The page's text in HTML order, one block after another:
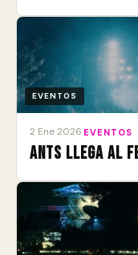
EVENTOS
2 Ene 2026 EVENTOS
ANTS llega al